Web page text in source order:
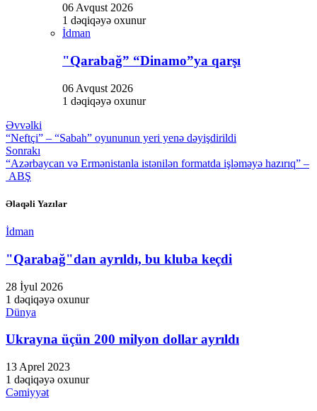
06 Avqust 2026
1 dəqiqəyə oxunur
İdman
"Qarabağ” “Dinamo”ya qarşı
06 Avqust 2026
1 dəqiqəyə oxunur
Əvvəlki
“Neftçi” – “Sabah” oyununun yeri yenə dəyişdirildi
Sonrakı
“Azərbaycan və Ermənistanla istənilən formatda işləməyə hazırıq” –
ABŞ
Əlaqəli Yazılar
İdman
"Qarabağ"dan ayrıldı, bu kluba keçdi
28 İyul 2026
1 dəqiqəyə oxunur
Dünya
Ukrayna üçün 200 milyon dollar ayrıldı
13 Aprel 2023
1 dəqiqəyə oxunur
Cəmiyyət